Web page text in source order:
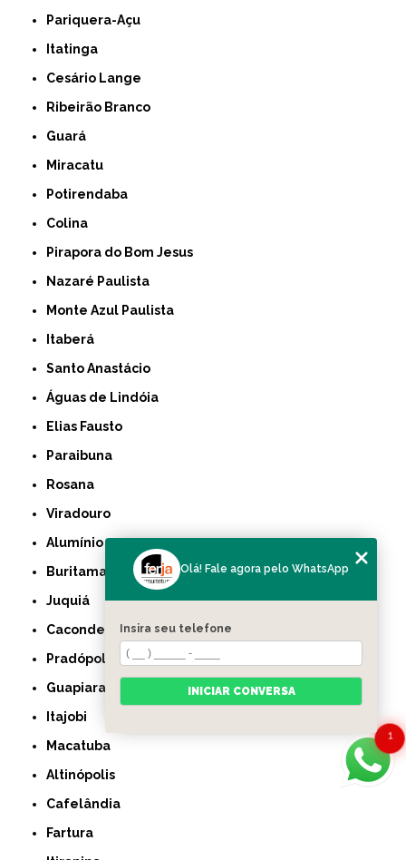
Pariquera-Açu
Itatinga
Cesário Lange
Ribeirão Branco
Guará
Miracatu
Potirendaba
Colina
Pirapora do Bom Jesus
Nazaré Paulista
Monte Azul Paulista
Itaberá
Santo Anastácio
Águas de Lindóia
Elias Fausto
Paraibuna
Rosana
Viradouro
Alumínio
Buritama
Juquiá
Caconde
Pradópolis
Guapiara
Itajobi
Macatuba
Altinópolis
Cafelândia
Fartura
1
Olá! Fale agora pelo WhatsApp
Insira seu telefone
INICIAR CONVERSA